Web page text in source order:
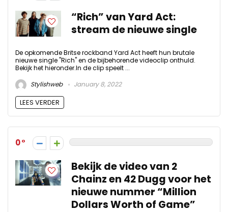
“Rich” van Yard Act:
stream de nieuwe single
De opkomende Britse rockband Yard Act heeft hun brutale
nieuwe single "Rich" en de bijbehorende videoclip onthuld.
Bekijk het hieronder.In de clip speelt ...
Stylishweb
January 8, 2022
LEES VERDER
0
Bekijk de video van 2
Chainz en 42 Dugg voor het
nieuwe nummer “Million
Dollars Worth of Game”